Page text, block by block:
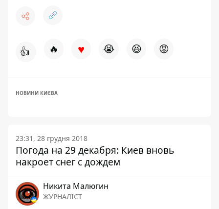
👍 🔥 ♥ 😭 😆 😡
НОВИНИ КИЄВА
23:31, 28 грудня 2018
Погода на 29 декабря: Киев вновь
накроет снег с дождем
Никита Малюгин
ЖУРНАЛІСТ